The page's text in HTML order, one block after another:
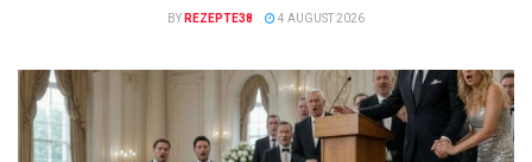
BY REZEPTE38 4 AUGUST 2026